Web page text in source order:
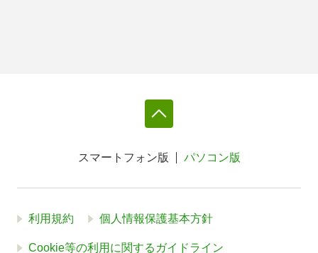
スマートフォン版 パソコン版
利用規約 個人情報保護基本方針
Cookie等の利用に関するガイドライン